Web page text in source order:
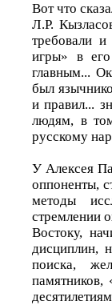
Вот что
Л.Р.
требовали
игры» в
главным...
был
и правил...
людям, в
русскому
У Алексея
оппоненты,
методы
стремлении
Востоку,
дисциплин,
поиска,
памятников,